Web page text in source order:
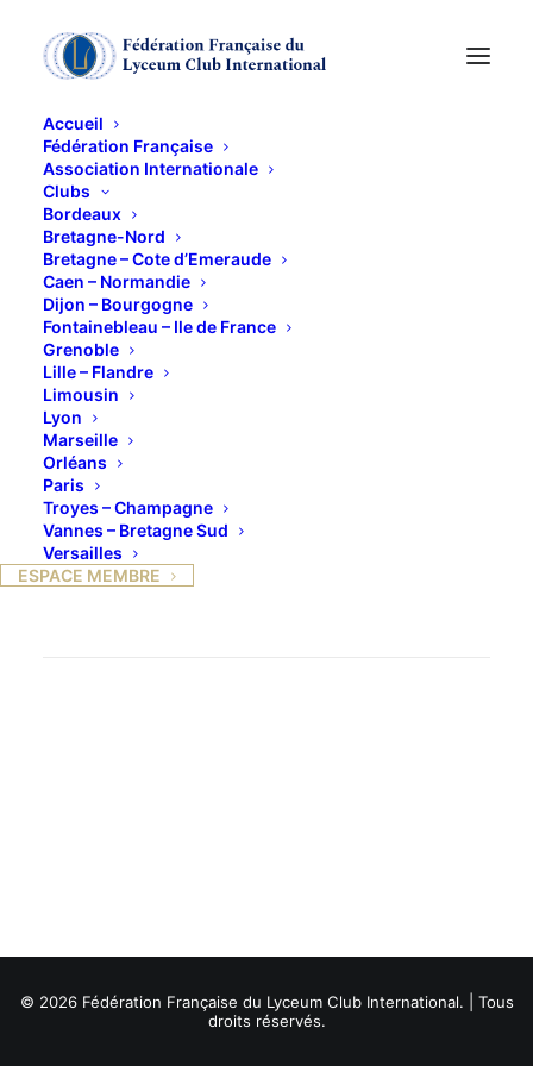
Accueil
Fédération Française
Association Internationale
Clubs
Bordeaux
Bretagne-Nord
Bretagne – Cote d’Emeraude
Caen – Normandie
Dijon – Bourgogne
Fontainebleau – Ile de France
Grenoble
Lille – Flandre
Limousin
Lyon
Marseille
Orléans
Paris
Troyes – Champagne
Vannes – Bretagne Sud
Versailles
ESPACE MEMBRE
CERCLE DE LECTURE
16 OCTOBRE 2012
RENTREE DU CERCLE DE LECTURE
CHEZ JOCELYNE LAVARDAC
© 2026 Fédération Française du Lyceum Club International. | Tous
droits réservés.